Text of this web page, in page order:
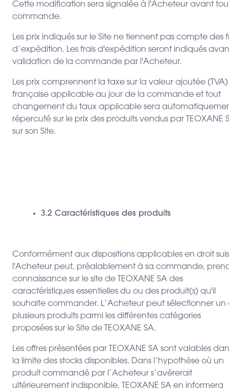
Cette modification sera signalée à l'Acheteur avant
commande.
Les prix indiqués sur le Site ne tiennent pas compte des
d’expédition. Les frais d'expédition seront indiqués
validation de la commande par l'Acheteur.
Les prix comprennent la taxe sur la valeur ajoutée (TVA)
française applicable au jour de la commande et tout
changement du taux applicable sera
répercuté sur le prix des produits vendus par TEOXANE
sur son Site.
3.2 Caractéristiques des produits
Conformément aux dispositions applicables en droit
l'Acheteur peut, préalablement à sa commande,
connaissance sur le site de TEOXANE SA des
caractéristiques essentielles du ou des produit(s) qu'il
souhaite commander. L’Acheteur peut sélectionner un
plusieurs produits parmi les différentes catégories
proposées sur le Site de TEOXANE SA.
Les offres présentées par TEOXANE SA sont valables
la limite des stocks disponibles. Dans l’hypothèse où un
produit commandé par l’Acheteur s’avèrerait
ultérieurement indisponible, TEOXANE SA en informera